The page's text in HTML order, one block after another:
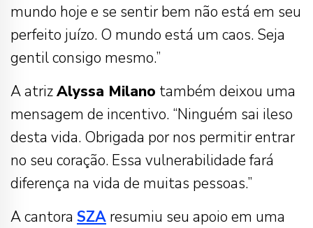
mundo hoje e se sentir bem não está em seu
perfeito juízo. O mundo está um caos. Seja
gentil consigo mesmo.”
A atrizAlyssa Milano também deixou uma
mensagem de incentivo. “Ninguém sai ileso
desta vida. Obrigada por nos permitir entrar
no seu coração. Essa vulnerabilidade fará
diferença na vida de muitas pessoas.”
A cantora SZA resumiu seu apoio em uma